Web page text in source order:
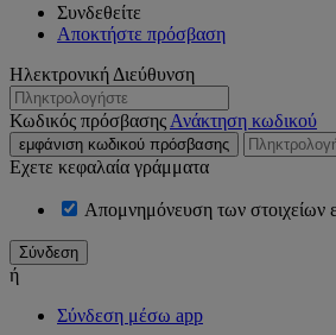
Συνδεθείτε
Αποκτήστε πρόσβαση
Ηλεκτρονική Διεύθυνση
Κωδικός πρόσβασης Ανάκτηση κωδικού
εμφάνιση κωδικού πρόσβασης
Εχετε κεφαλαία γράμματα
Απομνημόνευση των στοιχείων
ή
Σύνδεση μέσω app